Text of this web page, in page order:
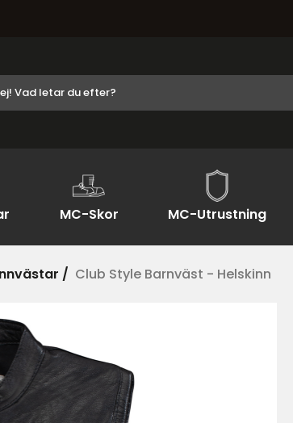
MC-Skor MC-Utrustning
/ Club Style Barnväst - Helskinn